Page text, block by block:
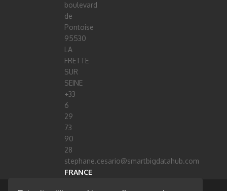
boulevard
de
Pontoise
95530
LA
FRETTE
SUR
SEINE
+33
6
29
73
90
28
stephane.cesario@smartbigdatahub.com
FRANCE